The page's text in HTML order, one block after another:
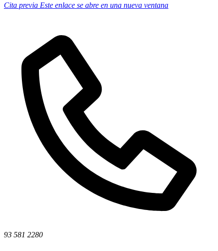
Cita previa Este enlace se abre en una nueva ventana
93 581 2280